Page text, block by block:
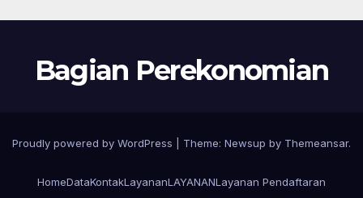
Bagian Perekonomian
Proudly powered by WordPress Theme: Newsup by Themeansar.
HomeDataKontakLayananLAYANANLayanan Pendaftaran